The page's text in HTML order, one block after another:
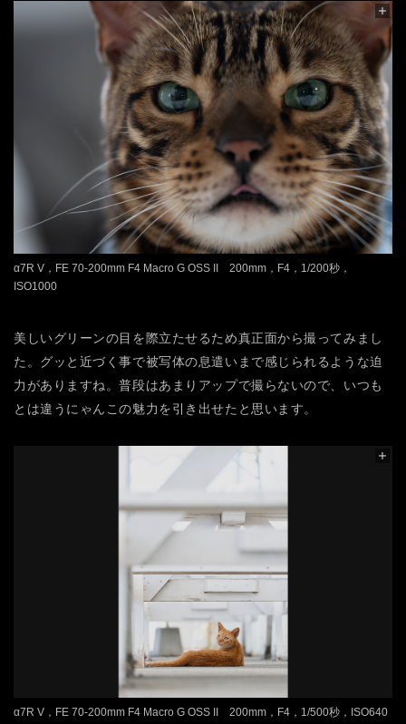
α7R V，FE 70-200mm F4 Macro G OSS II 200mm，F4，1/200秒，
ISO1000
美しいグリーンの目を際立たせるため真正面から撮ってみまし
た。グッと近づく事で被写体の息遣いまで感じられるような迫
力がありますね。普段はあまりアップで撮らないので、いつも
とは違うにゃんこの魅力を引き出せたと思います。
α7R V，FE 70-200mm F4 Macro G OSS II 200mm，F4，1/500秒，ISO640